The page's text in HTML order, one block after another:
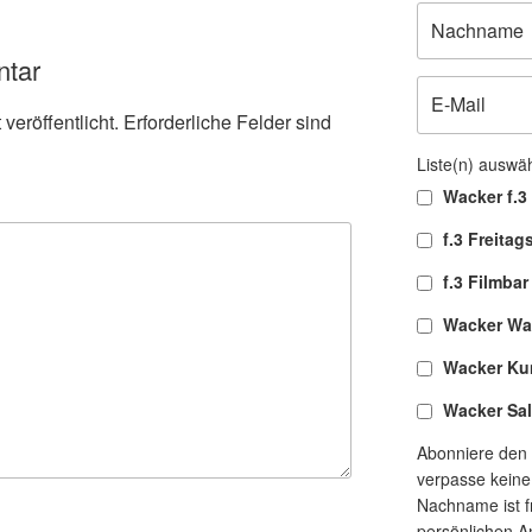
Erforderliche Felder sind
Liste(n)
Wacker
f.3
f.3 Filmbar
Wacker
Wacker
Wacker
Abonniere
verpasse
Nachname ist